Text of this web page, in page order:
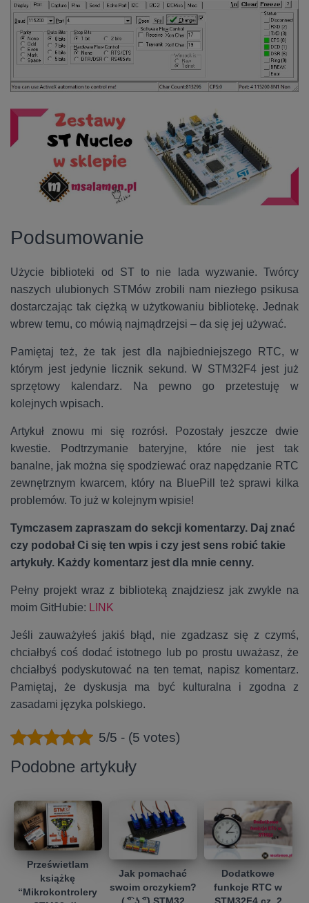
Podsumowanie
Użycie biblioteki od ST to nie lada wyzwanie. Twórcy
naszych ulubionych STMów zrobili nam niezłego psikusa
dostarczając tak ciężką w użytkowaniu bibliotekę. Jednak
wbrew temu, co mówią najmądrzejsi – da się jej używać.
Pamiętaj też, że tak jest dla najbiedniejszego RTC, w
którym jest jedynie licznik sekund. W STM32F4 jest już
sprzętowy kalendarz. Na pewno go przetestuję w
kolejnych wpisach.
Artykuł znowu mi się rozrósł. Pozostały jeszcze dwie
kwestie. Podtrzymanie bateryjne, które nie jest tak
banalne, jak można się spodziewać oraz napędzanie RTC
zewnętrznym kwarcem, który na BluePill też sprawi kilka
problemów. To już w kolejnym wpisie!
Tymczasem zapraszam do sekcji komentarzy. Daj znać
czy podobał Ci się ten wpis i czy jest sens robić takie
artykuły. Każdy komentarz jest dla mnie cenny.
Pełny projekt wraz z biblioteką znajdziesz jak zwykle na
moim GitHubie: LINK
Jeśli zauważyłeś jakiś błąd, nie zgadzasz się z czymś,
chciałbyś coś dodać istotnego lub po prostu uważasz, że
chciałbyś podyskutować na ten temat, napisz komentarz.
Pamiętaj, że dyskusja ma być kulturalna i zgodna z
zasadami języka polskiego.
5/5 - (5 votes)
Podobne artykuły
Prześwietlam
książkę
“Mikrokontrolery
Jak pomachać
swoim orczykiem?
Dodatkowe
funkcje RTC w